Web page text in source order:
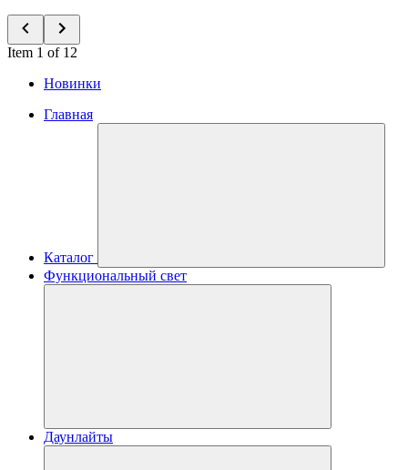
Item 1 of 12
Новинки
Главная
Каталог
Функциональный свет
Даунлайты